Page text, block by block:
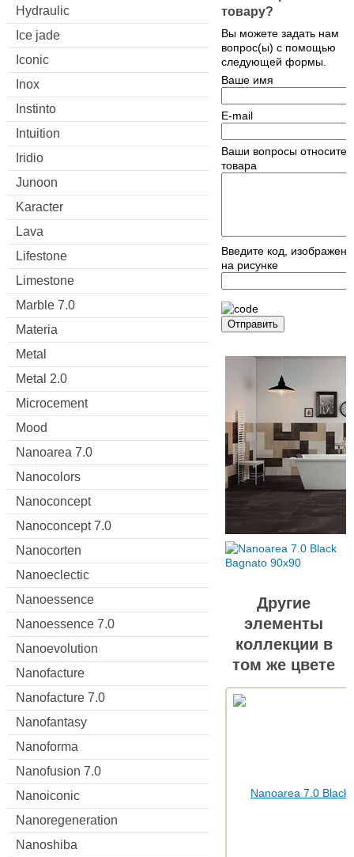
Hydraulic
Ice jade
Iconic
Inox
Instinto
Intuition
Iridio
Junoon
Karacter
Lava
Lifestone
Limestone
Marble 7.0
Materia
Metal
Metal 2.0
Microcement
Mood
Nanoarea 7.0
Nanocolors
Nanoconcept
Nanoconcept 7.0
Nanocorten
Nanoeclectic
Nanoessence
Nanoessence 7.0
Nanoevolution
Nanofacture
Nanofacture 7.0
Nanofantasy
Nanoforma
Nanofusion 7.0
Nanoiconic
Nanoregeneration
Nanoshiba
товару?
Вы можете задать нам
вопрос(ы) с помощью
следующей формы.
Ваше имя
E-mail
Ваши вопросы
товара
Введите код,
на рисунке
Отправить
Другие
элементы
коллекции в
том же цвете